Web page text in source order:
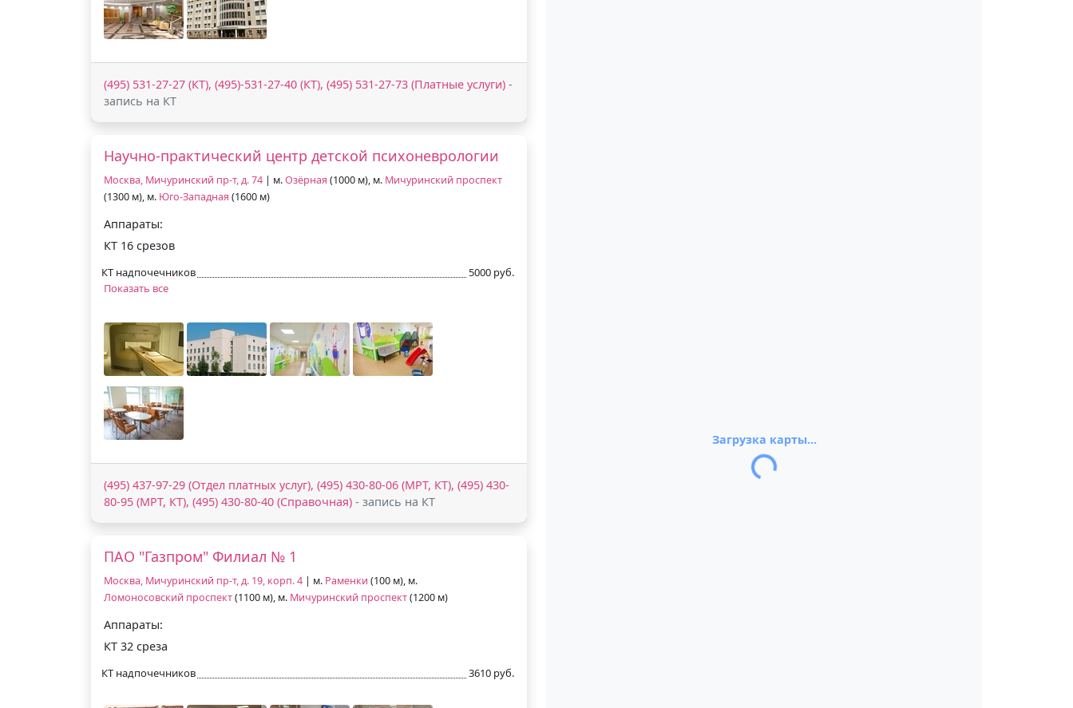
(495) 531-27-27 (КТ), (495)-531-27-40 (КТ), (495) 531-27-73 (Платные услуги) -
запись на КТ
Научно-практический центр детской психоневрологии
Москва, Мичуринский пр-т, д. 74 | м.Озёрная (1000 м), м. Мичуринский проспект
(1300 м), м. Юго-Западная (1600 м)
Аппараты:
КТ 16 срезов
КТ надпочечников
5000 руб.
Показать все
(495) 437-97-29 (Отдел платных услуг), (495) 430-80-06 (МРТ, КТ), (495) 430-
80-95 (МРТ, КТ), (495) 430-80-40 (Справочная) - запись на КТ
ПАО "Газпром" Филиал № 1
Москва, Мичуринский пр-т, д. 19, корп. 4 | м. Раменки (100 м), м.
Ломоносовский проспект(1100 м), м. Мичуринский проспект(1200 м)
Аппараты:
КТ 32 среза
КТ надпочечников 3610 руб.
Загрузка карты...